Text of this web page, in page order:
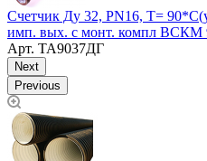
Счетчик Ду 32, PN16, T=
имп. вых. с монт. компл ВСКМ
Арт. ТА9037ДГ
Next
Previous